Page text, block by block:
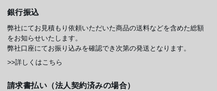
銀行振込
弊社にてお見積もり依頼いただいた商品の送料などを含めた総額
をお知らせいたします。
弊社口座にてお振り込みを確認でき次第の発送となります。
>>詳しくはこちら
請求書払い（法人契約済みの場合）